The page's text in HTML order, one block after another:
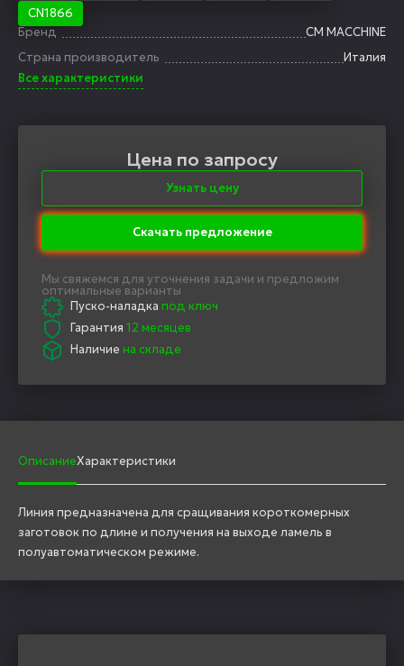
CN1866
Бренд
CM MACCHINE
Страна производитель
Италия
Все характеристики
Цена по запросу
Узнать цену
Скачать предложение
Мы свяжемся для уточнения задачи и предложим
оптимальные варианты
Пуско-наладка под ключ
Гарантия 12 месяцев
Наличие на складе
ОписаниеХарактеристики
Линия предназначена для сращивания короткомерных
заготовок по длине и получения на выходе ламель в
полуавтоматическом режиме.